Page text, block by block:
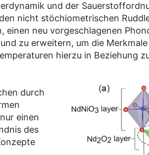
und der
nicht stöchiometrischen
einen neu vorgeschlagenen
zu erweitern, um die
hierzu in Beziehung
durch
einen
des